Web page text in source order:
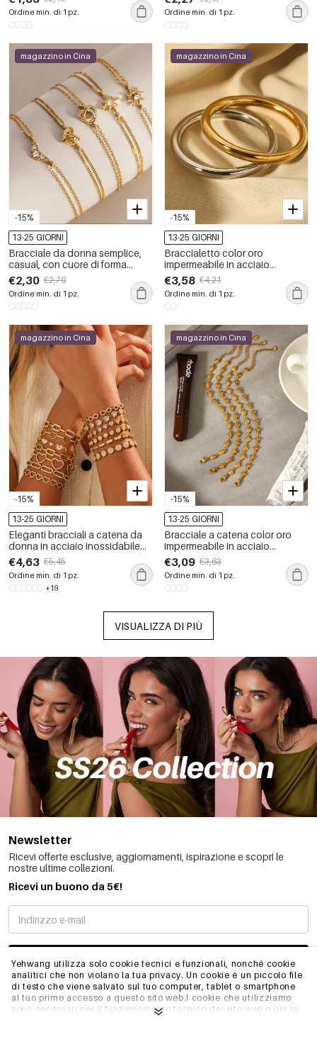
Yehwang utilizza solo cookie tecnici e funzionali, nonché cookie
analitici che non violano la tua privacy. Un cookie è un piccolo file
di testo che viene salvato sul tuo computer, tablet o smartphone
al tuo primo accesso a questo sito web.I cookie che utilizziamo
sono necessari per il funzionamento tecnico del sito web e per la
naturale e zirconi
Ordine min. di 1 pz. Ordine min. di 1 pz.
-15%
magazzino in Cina
13-25 GIORNI
Bracciale da donna semplice,
casual, con cuore di forma
irregolare, in acciaio
inossidabile impermeabile color
oro.
€2,30 €2,70
Ordine min. di 1 pz.
-15%
magazzino in Cina
13-25 GIORNI
Braccialetto color oro
impermeabile in acciaio
inossidabile da 1 pezzo
€3,58 €4,21
Ordine min. di 1 pz.
-15%
magazzino in Cina
13-25 GIORNI
Eleganti bracciali a catena da
donna in acciaio inossidabile
color oro, con forma irregolare a
forma di cuore e cerchio,
rettangolari
€4,63 €5,45
Ordine min. di 1 pz.
+19
-15%
magazzino in Cina
13-25 GIORNI
Bracciale a catena color oro
impermeabile in acciaio
inossidabile a forma di cuore, 1
pezzo
€3,09 €3,63
Ordine min. di 1 pz.
VISUALIZZA DI PIÙ
Newsletter
Ricevi offerte esclusive, aggiornamenti, ispirazione e scopri le
nostre ultime collezioni.
Ricevi un buono da 5€!
MI STO REGISTRANDO
INFO